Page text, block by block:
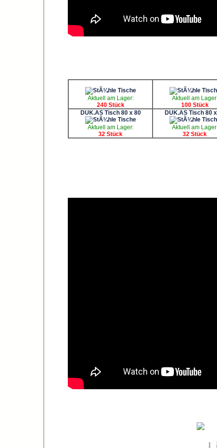
Aktuell am Lager:
240 Stück
Aktuell am
100 Stück
DUK.AS Tisch 80 x 80
Aktuell am Lager:
32 Stück
DUK.AS Tisch 80
Aktuell am
32 Stück